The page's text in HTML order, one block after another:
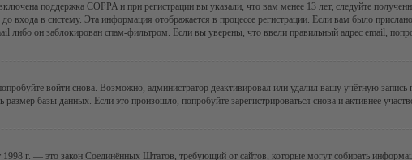
поддержка COPPA и при регистрации вы указали, что вам менее 13 лет, следуйте
входа в систему. Эта информация отображается в процессе регистрации. Если вам было
он заблокирован спам-фильтром. Если вы уверены, что ввели правильный адрес email,
войти снова. Возможно, администратор деактивировал или удалил вашу учётную
базы данных. Если это произошло, попробуйте зарегистрироваться снова и активнее
г. — это закон Соединённых Штатов, требующий от сайтов, которые могут собирать